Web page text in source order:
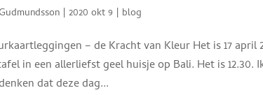
|2020 okt 9 | blog
– de Kracht van Kleur Het is 17 april
in een allerliefst geel huisje op Bali. Het is
dat deze dag...